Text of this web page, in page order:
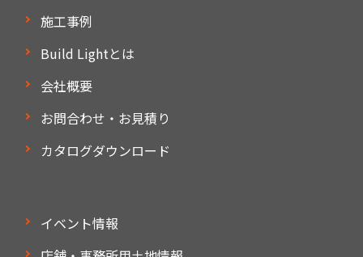
施工事例
Build Lightとは
会社概要
お問合わせ・お見積り
カタログダウンロード
イベント情報